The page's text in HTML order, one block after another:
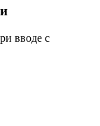
вводе с